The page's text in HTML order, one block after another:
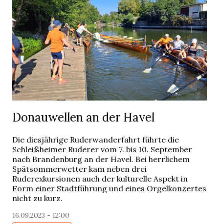
Donauwellen an der Havel
Die diesjährige Ruderwanderfahrt führte die
Schleißheimer Ruderer vom 7. bis 10. September
nach Brandenburg an der Havel. Bei herrlichem
Spätsommerwetter kam neben drei
Ruderexkursionen auch der kulturelle Aspekt in
Form einer Stadtführung und eines Orgelkonzertes
nicht zu kurz.
16.09.2023 - 12:00